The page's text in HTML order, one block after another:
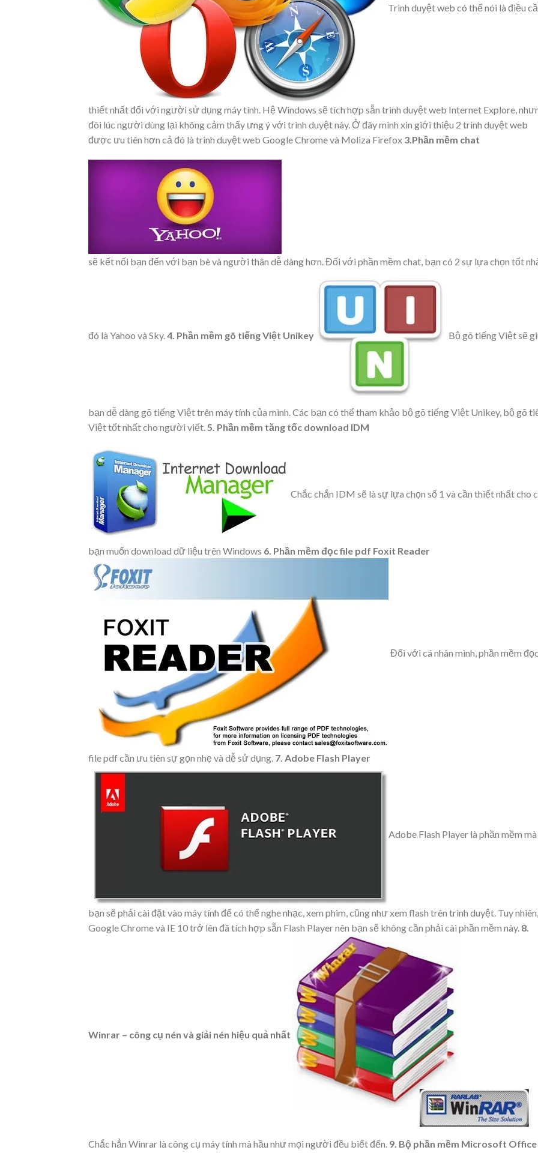
Trình duyệt web có thể nói là điều
thiết nhất đối với người sử dụng máy tính. Hệ Windows sẽ tích hợp sẵn trình duyệt web Internet Explore,
đôi lúc người dùng lại không cảm thấy ưng ý với trình duyệt này. Ở đây mình xin giới thiệu 2 trình duyệt web
được ưu tiên hơn cả đó là trình duyệt web Google Chrome và Moliza Firefox 3.Phần mềm chat
sẽ kết nối bạn đến với bạn bè và người thân dễ dàng hơn. Đối với phần mềm chat, bạn có 2 sự lựa chọn tốt
đó là Yahoo và Sky.4. Phần mềm gõ tiếng Việt Unikey Bộ gõ tiếng Việt sẽ
bạn dễ dàng gõ tiếng Việt trên máy tính của mình. Các bạn có thể tham khảo bộ gõ tiếng Việt Unikey, bộ gõ
Việt tốt nhất cho người viết.5. Phần mềm tăng tốc download IDM
Chắc chắn IDM sẽ là sự lựa chọn số 1 và cần thiết nhất cho
bạn muốn download dữ liệu trên Windows 6. Phần mềm đọc file pdf Foxit Reader
Đối với cá nhân mình, phần mềm
file pdf cần ưu tiên sự gọn nhẹ và dễ sử dụng. 7. Adobe Flash Player
Adobe Flash Player là phần mềm mà
bạn sẽ phải cài đặt vào máy tính để có thể nghe nhạc, xem phim, cũng như xem flash trên trình duyệt. Tuy nhiên,
Google Chrome và IE 10 trở lên đã tích hợp sẵn Flash Player nên bạn sẽ không cần phải cài phần mềm này. 8.
Winrar – công cụ nén và giải nén hiệu quả nhất
Chắc hẳn Winrar là công cụ máy tính mà hầu như mọi người đều biết đến. 9. Bộ phần mềm Microsoft Office